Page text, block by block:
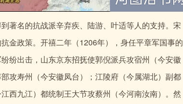
著名的抗战派辛弃疾、陆游、叶适等人的支持。宋
金政策。开禧二年（1206年），身任平章军国事的
纷出击，山东京东招抚使郭倪派兵攻宿州（今安徽
攻寿州（今安徽凤台）；江陵府（今属湖北）副都
西九江）都统制王大节攻蔡州（今河南汝南）。然